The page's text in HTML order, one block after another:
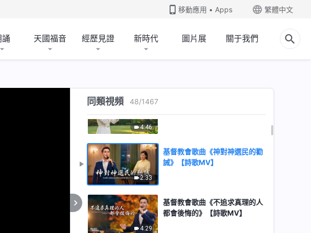
移動應用 • Apps 繁體中文
誦 天國福音 經歷見證 新時代 圖片展 關于我們
同類視頻 48/1467
了天大屈辱》【詩歌MV】
4:46
2:33
基督教會歌曲《神對神選民的勸
誡》【詩歌MV】
4:29
基督教會歌曲《不追求真理的人
都會後悔的》【詩歌MV】